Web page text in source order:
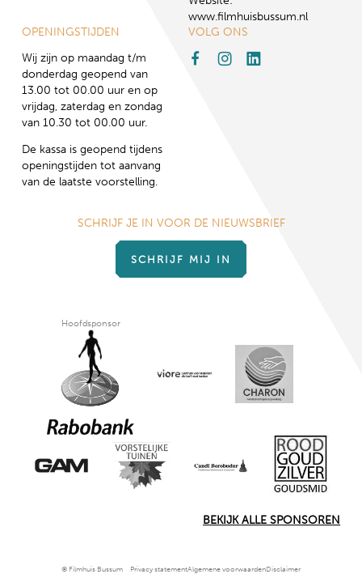
www.filmhuisbussum.nl
OPENINGSTIJDEN
Wij zijn op maandag t/m
donderdag geopend van
13.00 tot 00.00 uur en op
vrijdag, zaterdag en zondag
van 10.30 tot 00.00 uur.
De kassa is geopend tijdens
openingstijden tot aanvang
van de laatste voorstelling.
VOLG ONS
SCHRIJF JE IN VOOR DE NIEUWSBRIEF
SCHRIJF MIJ IN
Hoofdsponsor
BEKIJK ALLE SPONSOREN
© Filmhuis Bussum Privacy statementAlgemene voorwaardenDisclaimer